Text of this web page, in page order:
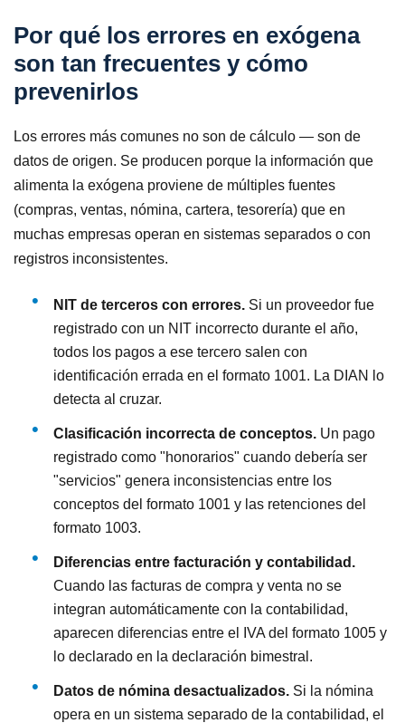
Por qué los errores en exógena
son tan frecuentes y cómo
prevenirlos
Los errores más comunes no son de cálculo — son de
datos de origen. Se producen porque la información que
alimenta la exógena proviene de múltiples fuentes
(compras, ventas, nómina, cartera, tesorería) que en
muchas empresas operan en sistemas separados o con
registros inconsistentes.
NIT de terceros con errores. Si un proveedor fue
registrado con un NIT incorrecto durante el año,
todos los pagos a ese tercero salen con
identificación errada en el formato 1001. La DIAN lo
detecta al cruzar.
Clasificación incorrecta de conceptos. Un pago
registrado como "honorarios" cuando debería ser
"servicios" genera inconsistencias entre los
conceptos del formato 1001 y las retenciones del
formato 1003.
Diferencias entre facturación y contabilidad.
Cuando las facturas de compra y venta no se
integran automáticamente con la contabilidad,
aparecen diferencias entre el IVA del formato 1005 y
lo declarado en la declaración bimestral.
Datos de nómina desactualizados. Si la nómina
opera en un sistema separado de la contabilidad, el